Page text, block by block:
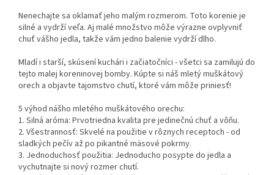
Nenechajte sa oklamať jeho malým rozmerom. Toto korenie je
silné a vydrží veľa. Aj malé množstvo môže výrazne ovplyvniť
chuť vášho jedla, takže vám jedno balenie vydrží dlho.
Mladí i starší, skúsení kuchári i začiatočníci - všetci sa zamilujú do
tejto malej koreninovej bomby. Kúpte si náš mletý muškátový
orech a objavte tajomstvo chutí, ktoré vám môže priniesť!
5 výhod nášho mletého muškátového orechu:
1. Silná aróma: Prvotriedna kvalita pre jedinečnú chuť a vôňu.
2. Všestrannosť: Skvelé na použitie v rôznych receptoch - od
sladkých pečív až po pikantné mäsové pokrmy.
3. Jednoduchosť použitia: Jednoducho posypte do jedla a
vychutnajte si nový rozmer chutí.